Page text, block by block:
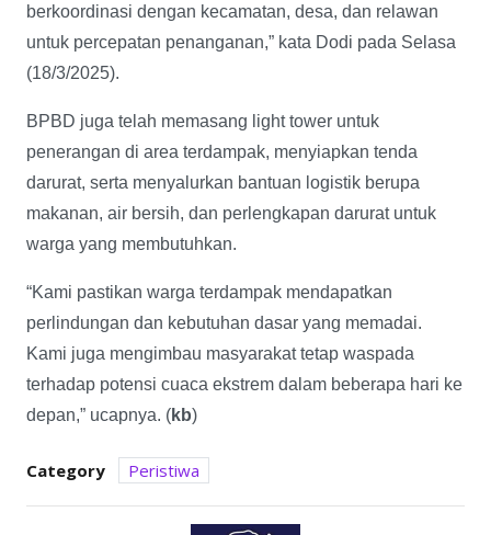
berkoordinasi dengan kecamatan, desa, dan relawan
untuk percepatan penanganan,” kata Dodi pada Selasa
(18/3/2025).
BPBD juga telah memasang light tower untuk
penerangan di area terdampak, menyiapkan tenda
darurat, serta menyalurkan bantuan logistik berupa
makanan, air bersih, dan perlengkapan darurat untuk
warga yang membutuhkan.
“Kami pastikan warga terdampak mendapatkan
perlindungan dan kebutuhan dasar yang memadai.
Kami juga mengimbau masyarakat tetap waspada
terhadap potensi cuaca ekstrem dalam beberapa hari ke
depan,” ucapnya. (kb)
Category Peristiwa